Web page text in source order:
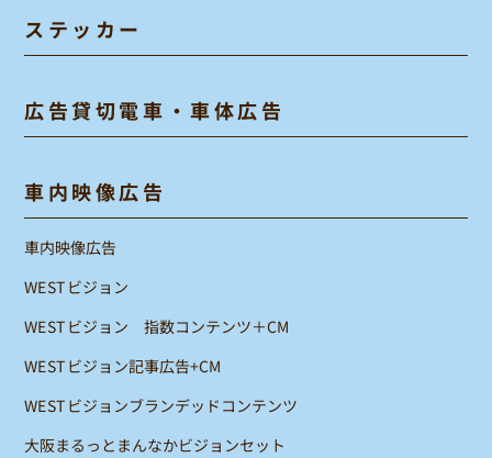
ステッカー
広告貸切電車・車体広告
車内映像広告
車内映像広告
WESTビジョン
WESTビジョン 指数コンテンツ＋CM
WESTビジョン記事広告+CM
WESTビジョンブランデッドコンテンツ
大阪まるっとまんなかビジョンセット